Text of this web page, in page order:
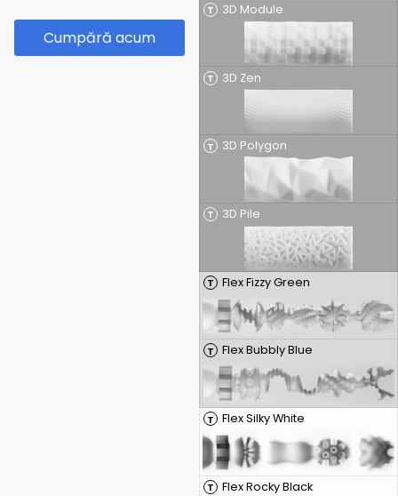
T 3D Module
T 3D Zen
T 3D Polygon
T 3D Pile
T Flex Fizzy Green
T Flex Bubbly Blue
T Flex Silky White
T Flex Rocky Black
Cumpără acum